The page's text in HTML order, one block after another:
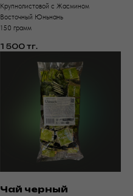
Крупнолистовой с Жасмином
Восточный Юньнань
150 грамм
1 500 тг.
Чай черный